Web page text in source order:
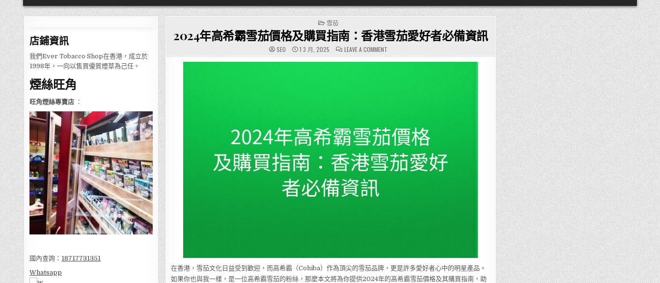
店鋪資訊
我們Ever Tobacco Shop在香港，成立於
1998年，一向以售買優質煙草為己任。
煙絲旺角
旺角煙絲專賣店 ：
國內查詢： 18717731351
Whatsapp
POSTED
IN
雪茄
2024年高希霸雪茄價格及購買指南：香港雪茄愛好者必備資訊
SEO 1 3 月, 2025 LEAVE A COMMENTON
2024
年
南：
香
港
茄
愛
好
者
在香港，雪茄文化日益受到歡迎，而高希霸（Cohiba）作為頂尖的雪茄品牌，更是許多愛好者心中的明星產品。
如果你也與我一樣，是一位高希霸雪茄的粉絲，那麼本文將為你提供2024年的高希霸雪茄價格及其購買指南，助